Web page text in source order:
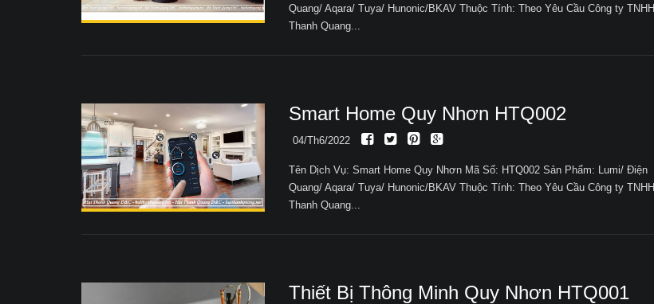
Quang/ Aqara/ Tuya/ Hunonic/BKAV Thuộc Tính: Theo Yêu Cầu Công ty
Thanh Quang...
Smart Home Quy Nhơn HTQ002
04/Th6/2022
Tên Dịch Vụ: Smart Home Quy Nhơn Mã Số: HTQ002 Sản Phẩm: Lumi/ Điện
Quang/ Aqara/ Tuya/ Hunonic/BKAV Thuộc Tính: Theo Yêu Cầu Công ty
Thanh Quang...
Thiết Bị Thông Minh Quy Nhơn HTQ001